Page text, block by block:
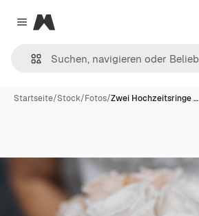
Close menu
Magnific
Startseite/Stock/Fotos/Zwei Hochzeitsringe …